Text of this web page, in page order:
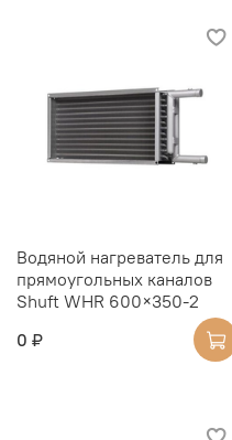
Водяной нагреватель для
прямоугольных каналов
Shuft WHR 600×350-2
0 ₽